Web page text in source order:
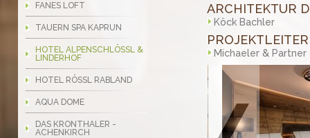
FANES LOFT
TAUERN SPA KAPRUN
HOTEL ALPENSCHLÖSSL &
LINDERHOF
HOTEL RÖSSL RABLAND
AQUA DOME
DAS KRONTHALER -
ACHENKIRCH
ARCHITEKTUR
Köck Bachler
PROJEKTLEITER
Michaeler & Partner